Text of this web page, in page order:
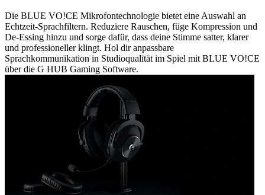
Die BLUE VO!CE Mikrofontechnologie bietet eine Auswahl an
Echtzeit-Sprachfiltern. Reduziere Rauschen, füge Kompression und
De-Essing hinzu und sorge dafür, dass deine Stimme satter, klarer
und professioneller klingt. Hol dir anpassbare
Sprachkommunikation in Studioqualität im Spiel mit BLUE VO!CE
über die G HUB Gaming Software.